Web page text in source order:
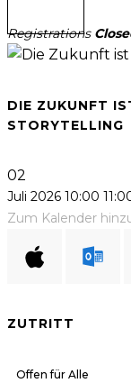
Registrations
DIE ZUKUNFT
STORYTELLING
02
Juli 2026 10:00
Zum Kalender
ZUTRITT
Offen für Alle